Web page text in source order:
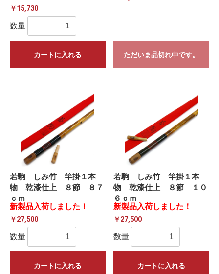
￥15,730
数量
カートに入れる ただいま品切れ中です。
若駒 しみ竹 竿掛１本
物 乾漆仕上 ８節 ８７
ｃｍ
新製品入荷しました！
￥27,500
数量
カートに入れる
若駒 しみ竹 竿掛１本
物 乾漆仕上 ８節 １０
６ｃｍ
新製品入荷しました！
￥27,500
数量
カートに入れる